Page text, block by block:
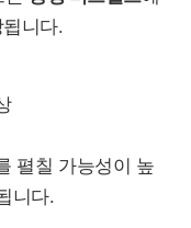
니다.
펼칠 가능성이 높
니다.